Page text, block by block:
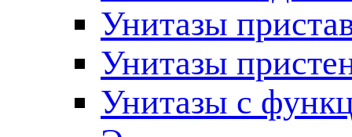
Унитазы
Унитазы
Унитазы с